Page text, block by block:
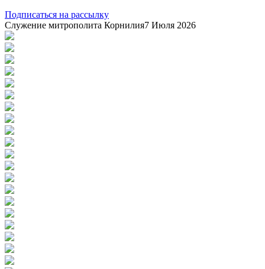
Подписаться на рассылку
Служение митрополита Корнилия7 Июля 2026